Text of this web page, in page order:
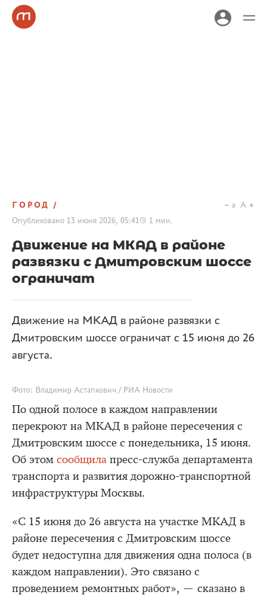
ГОРОД
Опубликовано 13 июня 2026, 05:41 1 мин.
a A
Движение на МКАД в районе
развязки с Дмитровским шоссе
ограничат
Движение на МКАД в районе развязки с
Дмитровским шоссе ограничат с 15 июня до 26
августа.
Фото: Владимир Астапкович / РИА Новости
По одной полосе в каждом направлении
перекроют на МКАД в районе пересечения с
Дмитровским шоссе с понедельника, 15 июня.
Об этом сообщила пресс-служба департамента
транспорта и развития дорожно-транспортной
инфраструктуры Москвы.
«С 15 июня до 26 августа на участке МКАД в
районе пересечения с Дмитровским шоссе
будет недоступна для движения одна полоса (в
каждом направлении). Это связано с
проведением ремонтных работ», — сказано в